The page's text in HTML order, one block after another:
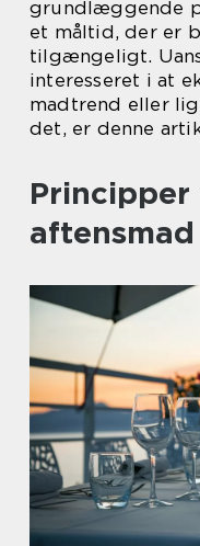
grundlæggende
et måltid, der er
tilgængeligt.
interesseret i at
madtrend eller
det, er denne
Principper
aftensmad